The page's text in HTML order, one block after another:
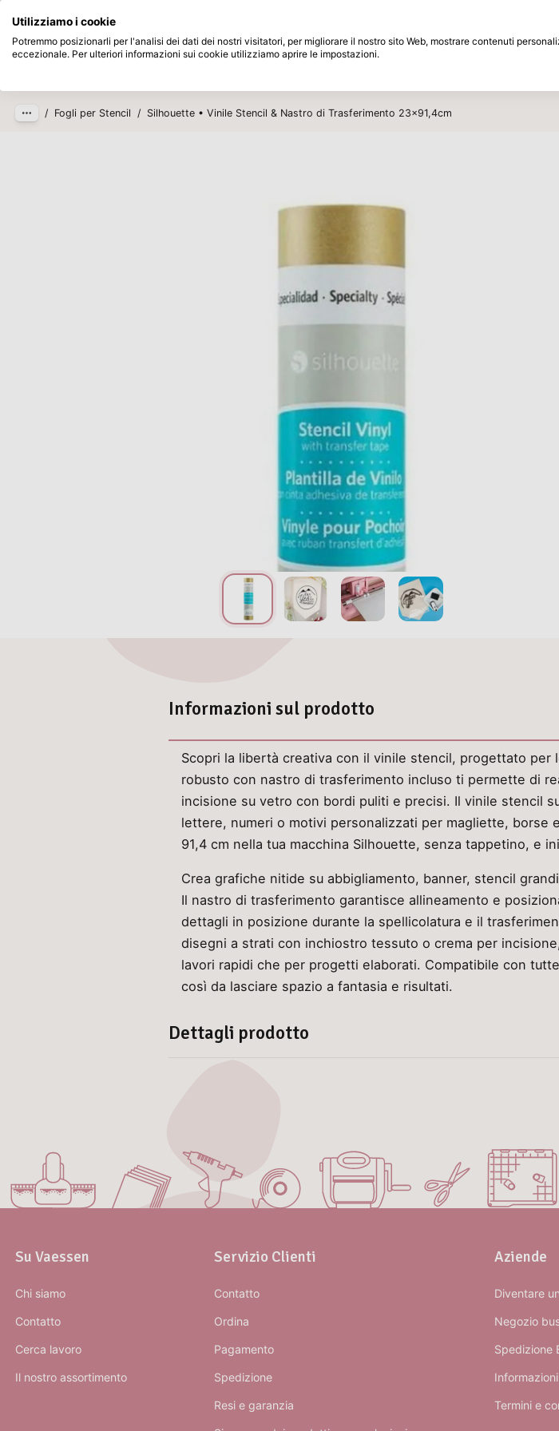
Passa al contenuto principale
In arrivo
/ Fogli per Stencil / Silhouette • Vinile Stencil & Nastro di Trasferimento 23x91,4cm
Informazioni sul prodotto
Scopri la libertà creativa con il vinile stencil, progettato per
robusto con nastro di trasferimento incluso ti permette di
incisione su vetro con bordi puliti e precisi. Il vinile stencil
lettere, numeri o motivi personalizzati per magliette,
91,4 cm nella tua macchina Silhouette, senza tappetino, e
Crea grafiche nitide su abbigliamento, banner, stencil
Il nastro di trasferimento garantisce allineamento e
dettagli in posizione durante la spellicolatura e il
disegni a strati con inchiostro tessuto o crema per
lavori rapidi che per progetti elaborati. Compatibile con
così da lasciare spazio a fantasia e risultati.
Dettagli prodotto
Su Vaessen
Chi siamo
Contatto
Cerca lavoro
Il nostro assortimento
Servizio Clienti
Contatto
Ordina
Pagamento
Spedizione
Resi e garanzia
Aziende
Diventare
Negozio
Spedizione
Termini e
Utilizziamo i cookie
Potremmo posizionarli per l'analisi dei dati dei nostri visitatori, per migliorare il nostro sito Web, mostrare contenuti
eccezionale. Per ulteriori informazioni sui cookie utilizziamo aprire le impostazioni.